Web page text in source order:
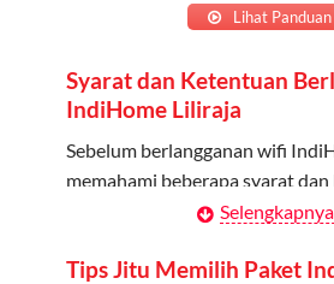
Kuota ini hanya bisa digunakan di
Cara Menggunakan Kuota
Daftarkan Anggota: Admin
melalui aplikasi MyTelkomsel
Bagikan Kuota: Setelah terdaftar,
Lihat Panduan
Syarat dan Ketentuan
IndiHome Liliraja
Sebelum berlangganan wifi
memahami beberapa syarat
Kontrak Berlangganan
Tips Jitu Memilih Paket